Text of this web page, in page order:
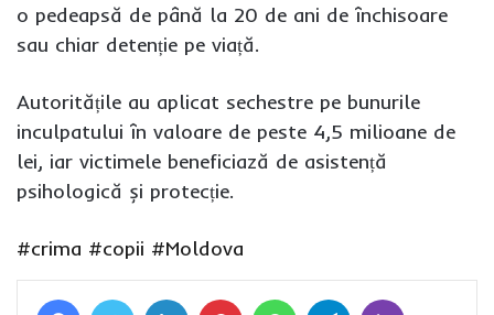
o pedeapsă de până la 20 de ani de închisoare
sau chiar detenție pe viață.
Autoritățile au aplicat sechestre pe bunurile
inculpatului în valoare de peste 4,5 milioane de
lei, iar victimele beneficiază de asistență
psihologică și protecție.
#crima #copii #Moldova
FacebookTwitter LinkedIn Pinterest WhatsAppTelegram